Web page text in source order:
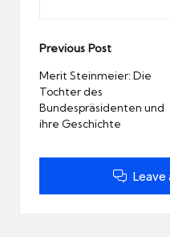
Post
navigation
Previous Post
Merit Steinmeier: Die
Tochter des
Bundespräsidenten und
ihre Geschichte
Leave